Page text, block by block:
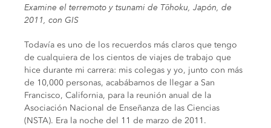
Examine el terremoto y tsunami de Tōhoku, Japón, de
2011, con GIS
Todavía es uno de los recuerdos más claros que tengo
de cualquiera de los cientos de viajes de trabajo que
hice durante mi carrera: mis colegas y yo, junto con más
de 10,000 personas, acabábamos de llegar a San
Francisco, California, para la reunión anual de la
Asociación Nacional de Enseñanza de las Ciencias
(NSTA). Era la noche del 11 de marzo de 2011.